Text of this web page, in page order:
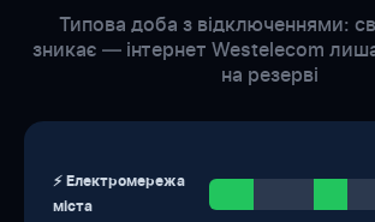
Типова доба з відключеннями:
зникає — інтернет Westelecom
на резерві
⚡ Електромережа
міста